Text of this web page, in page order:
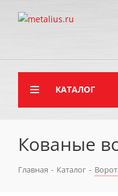
КАТАЛОГ
Кованые
Главная - Каталог -